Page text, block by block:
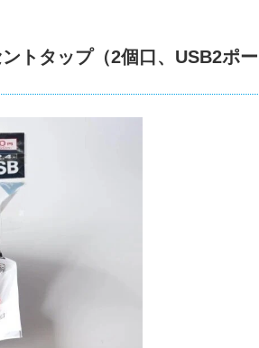
トタップ（2個口、USB2ポー